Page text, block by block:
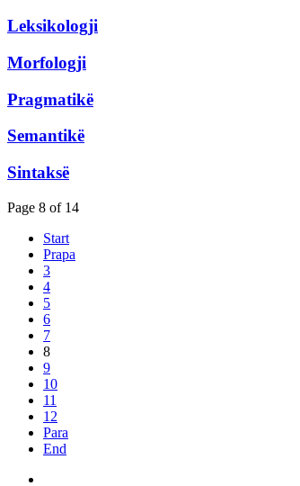
Leksikologji
Morfologji
Pragmatikë
Semantikë
Sintaksë
Page 8 of 14
Start
Prapa
3
4
5
6
7
8
9
10
11
12
Para
End